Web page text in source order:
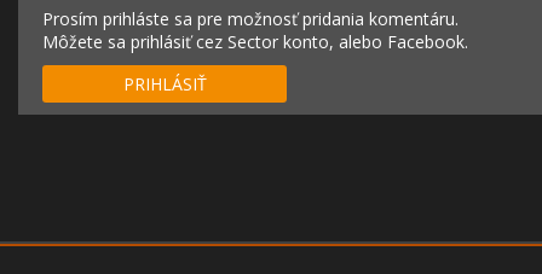
Prosím prihláste sa pre možnosť pridania komentáru.
Môžete sa prihlásiť cez Sector konto, alebo Facebook.
PRIHLÁSIŤ